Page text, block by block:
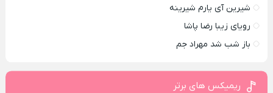
شیرین آی یارم شیرینه
رویای زیبا رضا پاشا
باز شب شد مهراد جم
ریمیکس های برتر